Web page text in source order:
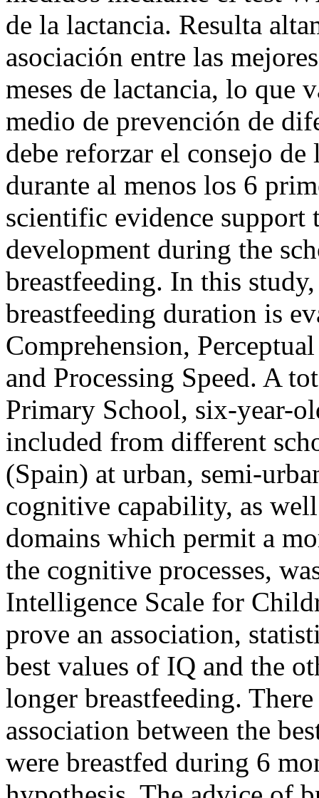
de la lactancia. Resulta
asociación entre las
meses de lactancia, lo que
medio de prevención de
debe reforzar el consejo
durante al menos los 6
scientific evidence support
development during the
breastfeeding. In this
breastfeeding duration is
Comprehension,
and Processing Speed. A
Primary School, six-year-
included from different
(Spain) at urban, semi-
cognitive capability, as
domains which permit a
the cognitive processes,
Intelligence Scale for
prove an association,
best values of IQ and the
longer breastfeeding.
association between the
were breastfed during 6